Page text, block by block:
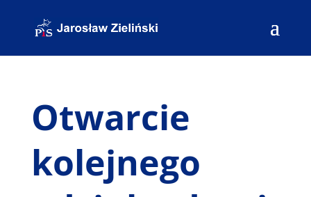
Otwarcie
kolejnego